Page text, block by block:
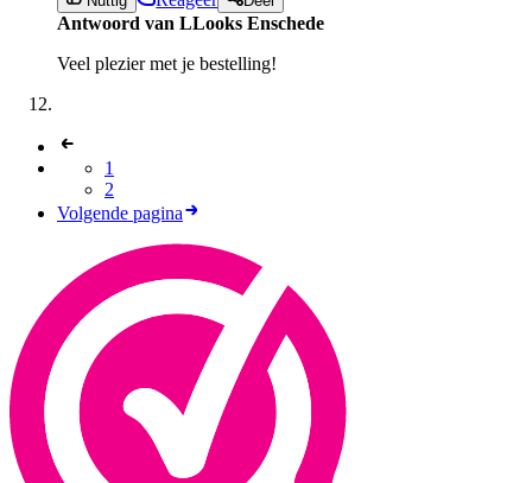
Antwoord van LLooks Enschede
Veel plezier met je bestelling!
1
2
Volgende pagina